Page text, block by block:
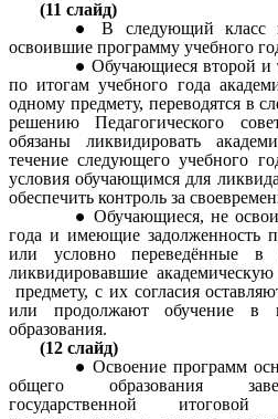
(11 слайд)
В следующий класс
освоившие программу учебного
Обучающиеся второй и
по итогам учебного года
одному предмету, переводятся в
решению Педагогического
обязаны ликвидировать
течение следующего учебного
условия обучающимся для
обеспечить контроль за
Обучающиеся, не
года и имеющие задолженность
или условно переведённые
ликвидировавшие
предмету, с их согласия
или продолжают обучение в
образования.
(12 слайд)
Освоение программ
общего образования
государственной итоговой